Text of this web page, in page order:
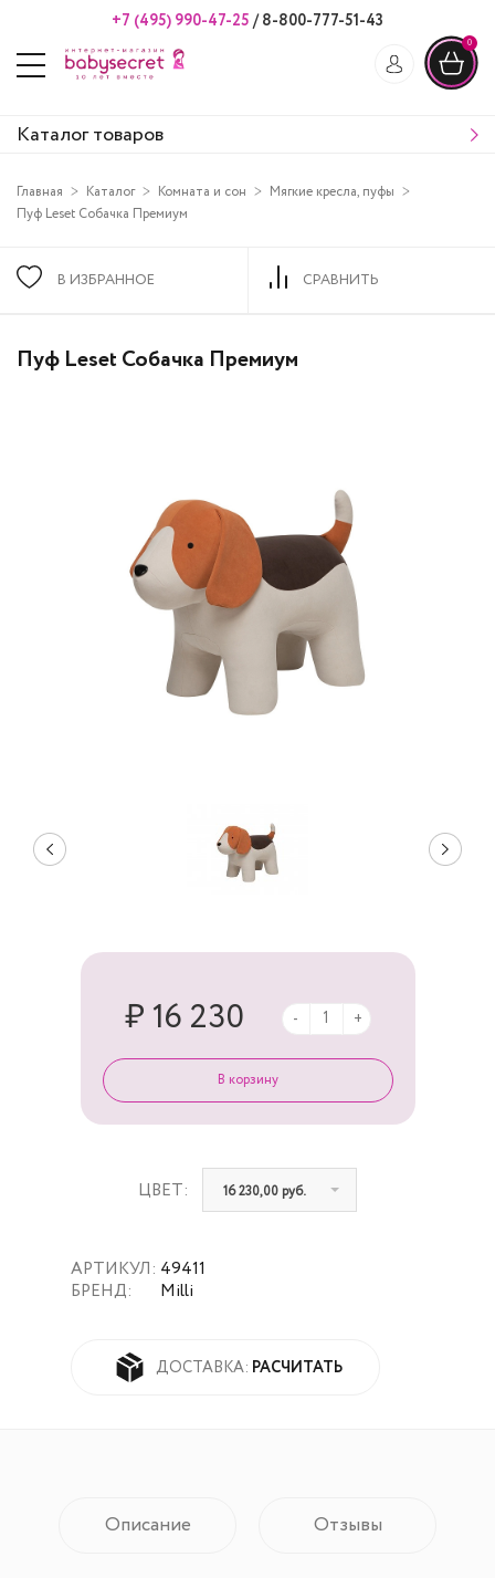
+7 (495) 990-47-25 /8-800-777-51-43
0
Каталог товаров
Главная Каталог Комната и сон
Мягкие кресла, пуфы
Пуф Leset Собачка Премиум
В ИЗБРАННОЕ СРАВНИТЬ
Пуф Leset Собачка Премиум
АРТИКУЛ:
БРЕНД:
49411
Milli
ДОСТАВКА: РАСЧИТАТЬ
ЦВЕТ: 16 230,00 руб.
₽ 16 230 - +
Описание Отзывы